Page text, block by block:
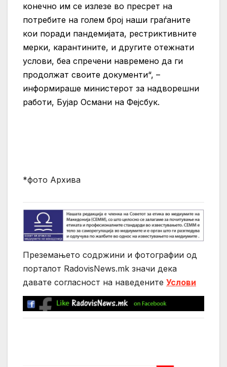
конечно им се излезе во пресрет на
потребите на голем број наши граѓаните
кои поради пандемијата, рестриктивните
мерки, карантините, и другите отежнати
услови, беа спречени навремено да ги
продолжат своите документи“, –
информираше министерот за надворешни
работи, Бујар Османи на Фејсбук.
*фото Архива
Преземањето содржини и фотографии од
порталот RadovisNews.mk значи дека
давате согласност на нaведените Услови